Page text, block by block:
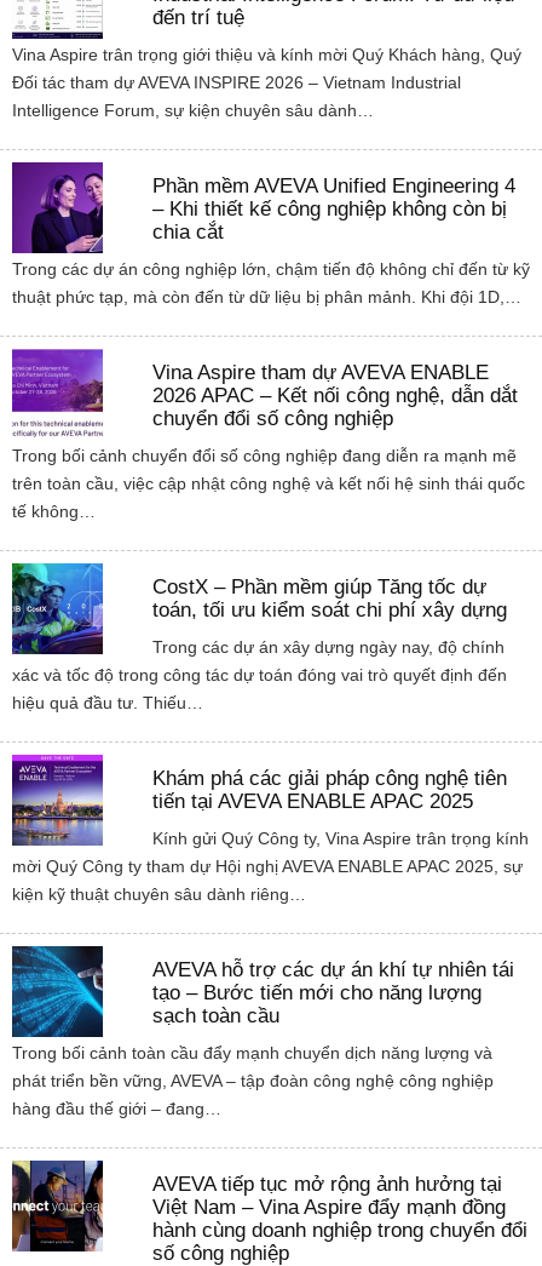
đến trí tuệ
Vina Aspire trân trọng giới thiệu và kính mời Quý Khách hàng, Quý
Đối tác tham dự AVEVA INSPIRE 2026 – Vietnam Industrial
Intelligence Forum, sự kiện chuyên sâu dành…
Phần mềm AVEVA Unified Engineering 4
– Khi thiết kế công nghiệp không còn bị
chia cắt
Trong các dự án công nghiệp lớn, chậm tiến độ không chỉ đến từ kỹ
thuật phức tạp, mà còn đến từ dữ liệu bị phân mảnh. Khi đội 1D,…
Vina Aspire tham dự AVEVA ENABLE
2026 APAC – Kết nối công nghệ, dẫn dắt
chuyển đổi số công nghiệp
Trong bối cảnh chuyển đổi số công nghiệp đang diễn ra mạnh mẽ
trên toàn cầu, việc cập nhật công nghệ và kết nối hệ sinh thái quốc
tế không…
CostX – Phần mềm giúp Tăng tốc dự
toán, tối ưu kiểm soát chi phí xây dựng
Trong các dự án xây dựng ngày nay, độ chính
xác và tốc độ trong công tác dự toán đóng vai trò quyết định đến
hiệu quả đầu tư. Thiếu…
Khám phá các giải pháp công nghệ tiên
tiến tại AVEVA ENABLE APAC 2025
Kính gửi Quý Công ty, Vina Aspire trân trọng kính
mời Quý Công ty tham dự Hội nghị AVEVA ENABLE APAC 2025, sự
kiện kỹ thuật chuyên sâu dành riêng…
AVEVA hỗ trợ các dự án khí tự nhiên tái
tạo – Bước tiến mới cho năng lượng
sạch toàn cầu
Trong bối cảnh toàn cầu đẩy mạnh chuyển dịch năng lượng và
phát triển bền vững, AVEVA – tập đoàn công nghệ công nghiệp
hàng đầu thế giới – đang…
AVEVA tiếp tục mở rộng ảnh hưởng tại
Việt Nam – Vina Aspire đẩy mạnh đồng
hành cùng doanh nghiệp trong chuyển đổi
số công nghiệp